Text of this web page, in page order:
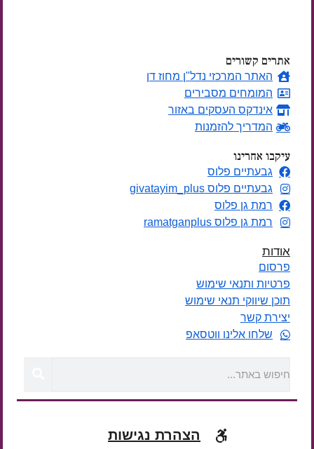
אתרים קשורים
האתר המרכזי נדל"ן מחוז דן
המומחים מסבירים
אינדקס העסקים באזור
המדריך להזמנות
עיקבו אחרינו
גבעתיים פלוס
גבעתיים פלוס givatayim_plus
רמת גן פלוס
רמת גן פלוס ramatganplus
אודות
פרסום
פרטיות ותנאי שימוש
תוכן שיווקי תנאי שימוש
יצירת קשר
שלחו אלינו ווטסאפ
הצהרת נגישות